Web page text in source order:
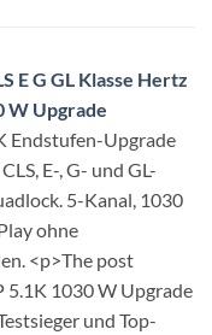
E G GL Klasse Hertz
W Upgrade
Endstufen-Upgrade
E-, G- und GL-
5-Kanal, 1030
ohne
<p>The post
5.1K 1030 W Upgrade
und Top-